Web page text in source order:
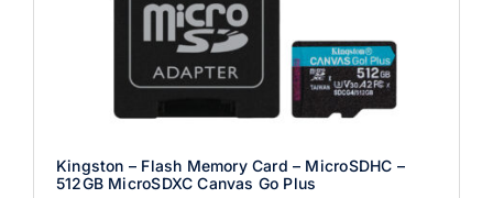
Kingston – Flash Memory Card – MicroSDHC –
512GB MicroSDXC Canvas Go Plus